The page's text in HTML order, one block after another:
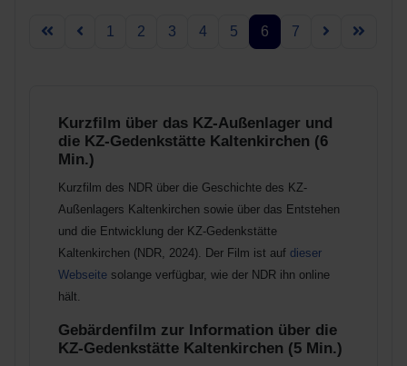
1 2 3 4 5 6 7
Kurzfilm über das KZ-Außenlager und
die KZ-Gedenkstätte Kaltenkirchen (6
Min.)
Kurzfilm des NDR über die Geschichte des KZ-
Außenlagers Kaltenkirchen sowie über das Entstehen
und die Entwicklung der KZ-Gedenkstätte
Kaltenkirchen (NDR, 2024). Der Film ist auf dieser
Webseite solange verfügbar, wie der NDR ihn online
hält.
Gebärdenfilm zur Information über die
KZ-Gedenkstätte Kaltenkirchen (5 Min.)